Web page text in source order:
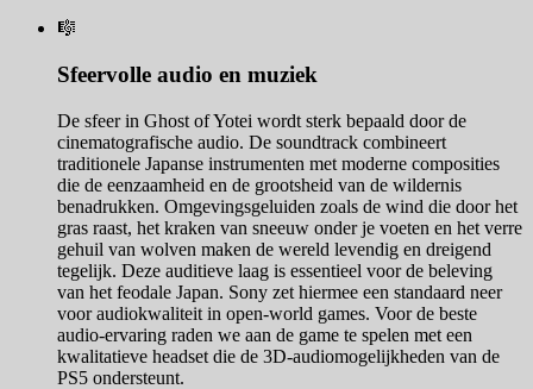
🎼
Sfeervolle audio en muziek
De sfeer in Ghost of Yotei wordt sterk bepaald door de
cinematografische audio. De soundtrack combineert
traditionele Japanse instrumenten met moderne composities
die de eenzaamheid en de grootsheid van de wildernis
benadrukken. Omgevingsgeluiden zoals de wind die door het
gras raast, het kraken van sneeuw onder je voeten en het verre
gehuil van wolven maken de wereld levendig en dreigend
tegelijk. Deze auditieve laag is essentieel voor de beleving
van het feodale Japan. Sony zet hiermee een standaard neer
voor audiokwaliteit in open-world games. Voor de beste
audio-ervaring raden we aan de game te spelen met een
kwalitatieve headset die de 3D-audiomogelijkheden van de
PS5 ondersteunt.